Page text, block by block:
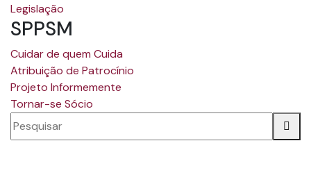
Legislação
SPPSM
Cuidar de quem Cuida
Atribuição de Patrocínio
Projeto Informemente
Tornar-se Sócio